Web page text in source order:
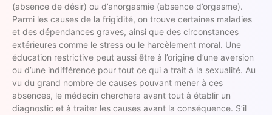
(absence de désir) ou d’anorgasmie (absence d’orgasme).
Parmi les causes de la frigidité, on trouve certaines maladies
et des dépendances graves, ainsi que des circonstances
extérieures comme le stress ou le harcèlement moral. Une
éducation restrictive peut aussi être à l’origine d’une aversion
ou d’une indifférence pour tout ce qui a trait à la sexualité. Au
vu du grand nombre de causes pouvant mener à ces
absences, le médecin cherchera avant tout à établir un
diagnostic et à traiter les causes avant la conséquence. S’il